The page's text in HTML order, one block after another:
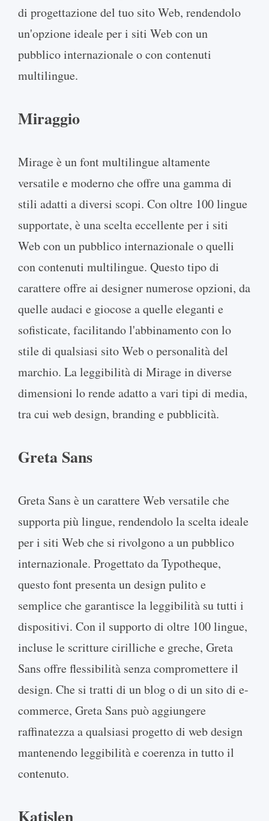
di progettazione del tuo sito Web, rendendolo
un'opzione ideale per i siti Web con un
pubblico internazionale o con contenuti
multilingue.
Miraggio
Mirage è un font multilingue altamente
versatile e moderno che offre una gamma di
stili adatti a diversi scopi. Con oltre 100 lingue
supportate, è una scelta eccellente per i siti
Web con un pubblico internazionale o quelli
con contenuti multilingue. Questo tipo di
carattere offre ai designer numerose opzioni, da
quelle audaci e giocose a quelle eleganti e
sofisticate, facilitando l'abbinamento con lo
stile di qualsiasi sito Web o personalità del
marchio. La leggibilità di Mirage in diverse
dimensioni lo rende adatto a vari tipi di media,
tra cui web design, branding e pubblicità.
Greta Sans
Greta Sans è un carattere Web versatile che
supporta più lingue, rendendolo la scelta ideale
per i siti Web che si rivolgono a un pubblico
internazionale. Progettato da Typotheque,
questo font presenta un design pulito e
semplice che garantisce la leggibilità su tutti i
dispositivi. Con il supporto di oltre 100 lingue,
incluse le scritture cirilliche e greche, Greta
Sans offre flessibilità senza compromettere il
design. Che si tratti di un blog o di un sito di e-
commerce, Greta Sans può aggiungere
raffinatezza a qualsiasi progetto di web design
mantenendo leggibilità e coerenza in tutto il
contenuto.
Katislen